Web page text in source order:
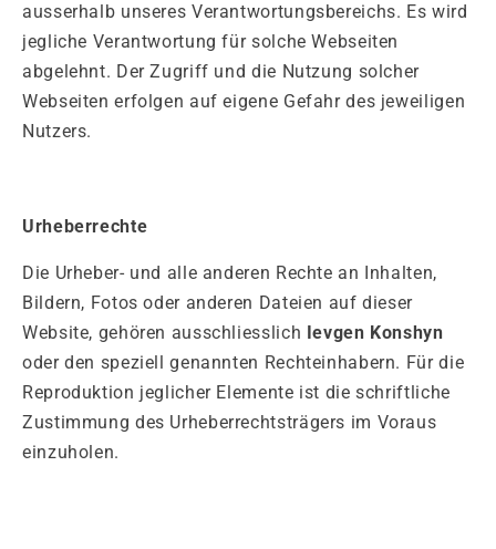
ausserhalb unseres Verantwortungsbereichs. Es wird
jegliche Verantwortung für solche Webseiten
abgelehnt. Der Zugriff und die Nutzung solcher
Webseiten erfolgen auf eigene Gefahr des jeweiligen
Nutzers.
Urheberrechte
Die Urheber- und alle anderen Rechte an Inhalten,
Bildern, Fotos oder anderen Dateien auf dieser
Website, gehören ausschliesslich Ievgen Konshyn
oder den speziell genannten Rechteinhabern. Für die
Reproduktion jeglicher Elemente ist die schriftliche
Zustimmung des Urheberrechtsträgers im Voraus
einzuholen.